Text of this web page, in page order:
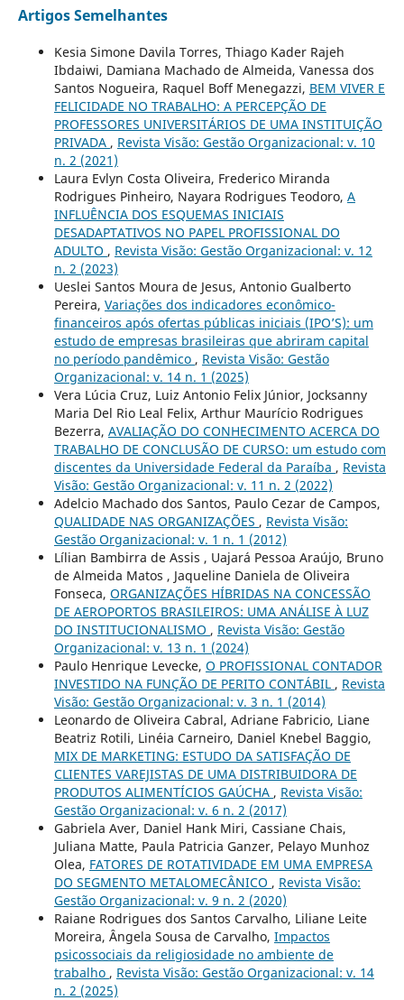
Artigos Semelhantes
Kesia Simone Davila Torres, Thiago Kader Rajeh
Ibdaiwi, Damiana Machado de Almeida, Vanessa dos
Santos Nogueira, Raquel Boff Menegazzi, BEM VIVER E
FELICIDADE NO TRABALHO: A PERCEPÇÃO DE
PROFESSORES UNIVERSITÁRIOS DE UMA INSTITUIÇÃO
PRIVADA , Revista Visão: Gestão Organizacional: v. 10
n. 2 (2021)
Laura Evlyn Costa Oliveira, Frederico Miranda
Rodrigues Pinheiro, Nayara Rodrigues Teodoro, A
INFLUÊNCIA DOS ESQUEMAS INICIAIS
DESADAPTATIVOS NO PAPEL PROFISSIONAL DO
ADULTO , Revista Visão: Gestão Organizacional: v. 12
n. 2 (2023)
Ueslei Santos Moura de Jesus, Antonio Gualberto
Pereira, Variações dos indicadores econômico-
financeiros após ofertas públicas iniciais (IPO’S): um
estudo de empresas brasileiras que abriram capital
no período pandêmico , Revista Visão: Gestão
Organizacional: v. 14 n. 1 (2025)
Vera Lúcia Cruz, Luiz Antonio Felix Júnior, Jocksanny
Maria Del Rio Leal Felix, Arthur Maurício Rodrigues
Bezerra, AVALIAÇÃO DO CONHECIMENTO ACERCA DO
TRABALHO DE CONCLUSÃO DE CURSO: um estudo com
discentes da Universidade Federal da Paraíba , Revista
Visão: Gestão Organizacional: v. 11 n. 2 (2022)
Adelcio Machado dos Santos, Paulo Cezar de Campos,
QUALIDADE NAS ORGANIZAÇÕES , Revista Visão:
Gestão Organizacional: v. 1 n. 1 (2012)
Lílian Bambirra de Assis , Uajará Pessoa Araújo, Bruno
de Almeida Matos , Jaqueline Daniela de Oliveira
Fonseca, ORGANIZAÇÕES HÍBRIDAS NA CONCESSÃO
DE AEROPORTOS BRASILEIROS: UMA ANÁLISE À LUZ
DO INSTITUCIONALISMO , Revista Visão: Gestão
Organizacional: v. 13 n. 1 (2024)
Paulo Henrique Levecke, O PROFISSIONAL CONTADOR
INVESTIDO NA FUNÇÃO DE PERITO CONTÁBIL , Revista
Visão: Gestão Organizacional: v. 3 n. 1 (2014)
Leonardo de Oliveira Cabral, Adriane Fabricio, Liane
Beatriz Rotili, Linéia Carneiro, Daniel Knebel Baggio,
MIX DE MARKETING: ESTUDO DA SATISFAÇÃO DE
CLIENTES VAREJISTAS DE UMA DISTRIBUIDORA DE
PRODUTOS ALIMENTÍCIOS GAÚCHA , Revista Visão:
Gestão Organizacional: v. 6 n. 2 (2017)
Gabriela Aver, Daniel Hank Miri, Cassiane Chais,
Juliana Matte, Paula Patricia Ganzer, Pelayo Munhoz
Olea, FATORES DE ROTATIVIDADE EM UMA EMPRESA
DO SEGMENTO METALOMECÂNICO , Revista Visão:
Gestão Organizacional: v. 9 n. 2 (2020)
Raiane Rodrigues dos Santos Carvalho, Liliane Leite
Moreira, Ângela Sousa de Carvalho, Impactos
psicossociais da religiosidade no ambiente de
trabalho , Revista Visão: Gestão Organizacional: v. 14
n. 2 (2025)